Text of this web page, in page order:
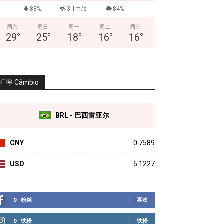
88% 3.1m/s 84%
周六
29°
周日
25°
周一
18°
周二
16°
周三
16°
率 Câmbio
BRL - 巴西雷亚尔
CNY 0.7589
USD 5.1227
0 粉丝 喜欢
0 铁粉 铁粉